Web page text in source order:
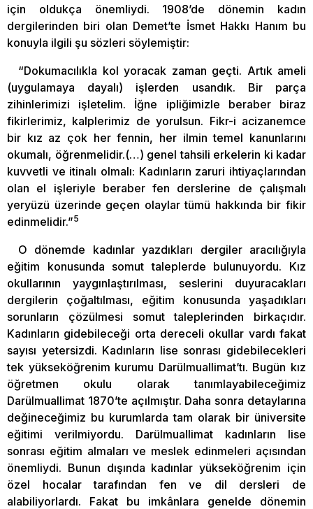
için oldukça önemliydi. 1908’de dönemin kadın
dergilerinden biri olan Demet’te İsmet Hakkı Hanım bu
konuyla ilgili şu sözleri söylemiştir:
“Dokumacılıkla kol yoracak zaman geçti. Artık ameli
(uygulamaya dayalı) işlerden usandık. Bir parça
zihinlerimizi işletelim. İğne ipliğimizle beraber biraz
fikirlerimiz, kalplerimiz de yorulsun. Fikr-i acizanemce
bir kız az çok her fennin, her ilmin temel kanunlarını
okumalı, öğrenmelidir.(…) genel tahsili erkelerin ki kadar
kuvvetli ve itinalı olmalı: Kadınların zaruri ihtiyaçlarından
olan el işleriyle beraber fen derslerine de çalışmalı
yeryüzü üzerinde geçen olaylar tümü hakkında bir fikir
edinmelidir.”5
O dönemde kadınlar yazdıkları dergiler aracılığıyla
eğitim konusunda somut taleplerde bulunuyordu. Kız
okullarının yaygınlaştırılması, seslerini duyuracakları
dergilerin çoğaltılması, eğitim konusunda yaşadıkları
sorunların çözülmesi somut taleplerinden birkaçıdır.
Kadınların gidebileceği orta dereceli okullar vardı fakat
sayısı yetersizdi. Kadınların lise sonrası gidebilecekleri
tek yükseköğrenim kurumu Darülmuallimat’tı. Bugün kız
öğretmen okulu olarak tanımlayabileceğimiz
Darülmuallimat 1870’te açılmıştır. Daha sonra detaylarına
değineceğimiz bu kurumlarda tam olarak bir üniversite
eğitimi verilmiyordu. Darülmuallimat kadınların lise
sonrası eğitim almaları ve meslek edinmeleri açısından
önemliydi. Bunun dışında kadınlar yükseköğrenim için
özel hocalar tarafından fen ve dil dersleri de
alabiliyorlardı. Fakat bu imkânlara genelde dönemin